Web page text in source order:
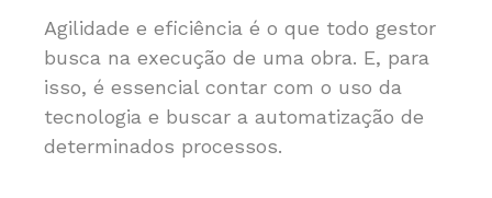
Agilidade e eficiência é o que todo gestor
busca na execução de uma obra. E, para
isso, é essencial contar com o uso da
tecnologia e buscar a automatização de
determinados processos.